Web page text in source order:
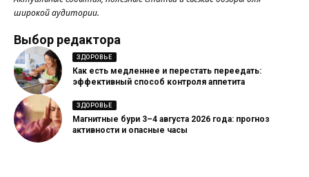
широкой аудитории.
Выбор редактора
ЗДОРОВЬЕ
Как есть медленнее и перестать переедать:
эффективный способ контроля аппетита
ЗДОРОВЬЕ
Магнитные бури 3–4 августа 2026 года: прогноз
активности и опасные часы